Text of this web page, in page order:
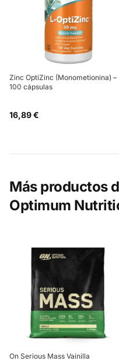
Zinc OptiZinc (Monometionina) –
100 cápsulas
16,89 €
Más productos
Optimum
On Serious Mass Vainilla